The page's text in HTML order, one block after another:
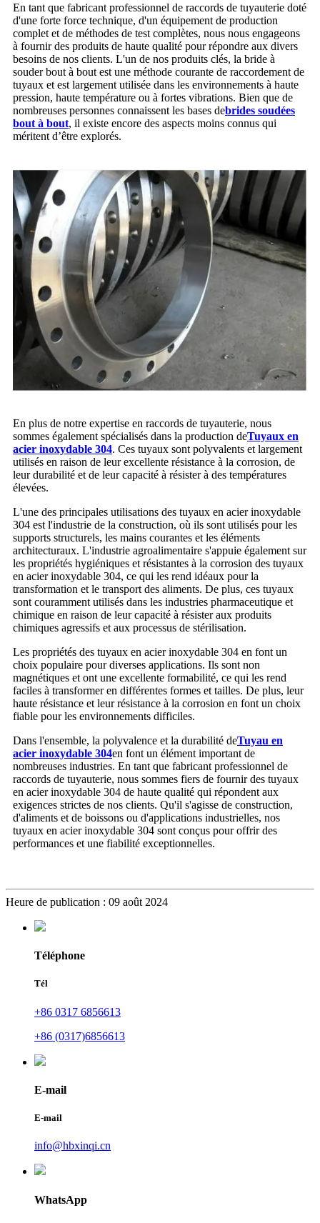
En tant que fabricant professionnel de raccords de tuyauterie doté
d'une forte force technique, d'un équipement de production
complet et de méthodes de test complètes, nous nous engageons
à fournir des produits de haute qualité pour répondre aux divers
besoins de nos clients. L'un de nos produits clés, la bride à
souder bout à bout est une méthode courante de raccordement de
tuyaux et est largement utilisée dans les environnements à haute
pression, haute température ou à fortes vibrations. Bien que de
nombreuses personnes connaissent les bases debrides soudées
bout à bout, il existe encore des aspects moins connus qui
méritent d’être explorés.
En plus de notre expertise en raccords de tuyauterie, nous
sommes également spécialisés dans la production deTuyaux en
acier inoxydable 304. Ces tuyaux sont polyvalents et largement
utilisés en raison de leur excellente résistance à la corrosion, de
leur durabilité et de leur capacité à résister à des températures
élevées.
L'une des principales utilisations des tuyaux en acier inoxydable
304 est l'industrie de la construction, où ils sont utilisés pour les
supports structurels, les mains courantes et les éléments
architecturaux. L'industrie agroalimentaire s'appuie également sur
les propriétés hygiéniques et résistantes à la corrosion des tuyaux
en acier inoxydable 304, ce qui les rend idéaux pour la
transformation et le transport des aliments. De plus, ces tuyaux
sont couramment utilisés dans les industries pharmaceutique et
chimique en raison de leur capacité à résister aux produits
chimiques agressifs et aux processus de stérilisation.
Les propriétés des tuyaux en acier inoxydable 304 en font un
choix populaire pour diverses applications. Ils sont non
magnétiques et ont une excellente formabilité, ce qui les rend
faciles à transformer en différentes formes et tailles. De plus, leur
haute résistance et leur résistance à la corrosion en font un choix
fiable pour les environnements difficiles.
Dans l'ensemble, la polyvalence et la durabilité deTuyau en
acier inoxydable 304en font un élément important de
nombreuses industries. En tant que fabricant professionnel de
raccords de tuyauterie, nous sommes fiers de fournir des tuyaux
en acier inoxydable 304 de haute qualité qui répondent aux
exigences strictes de nos clients. Qu'il s'agisse de construction,
d'aliments et de boissons ou d'applications industrielles, nos
tuyaux en acier inoxydable 304 sont conçus pour offrir des
performances et une fiabilité exceptionnelles.
Heure de publication : 09 août 2024
Téléphone
Tél
+86 0317 6856613
+86 (0317)6856613
E-mail
E-mail
info@hbxinqi.cn
WhatsApp